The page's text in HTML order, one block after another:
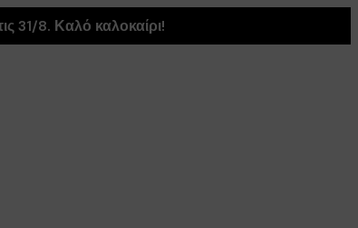
31/8. Καλό καλοκαίρι!